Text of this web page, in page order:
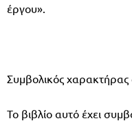
έργου».
Συμβολικός χαρακτήρας
Το βιβλίο αυτό έχει